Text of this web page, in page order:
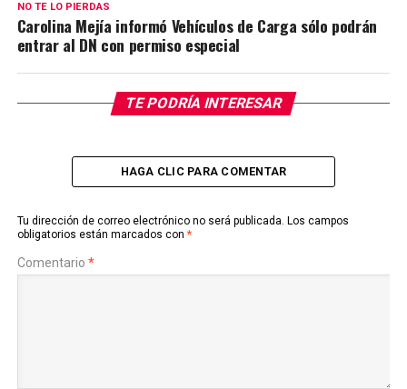
NO TE LO PIERDAS
Carolina Mejía informó Vehículos de Carga sólo podrán
entrar al DN con permiso especial
TE PODRÍA INTERESAR
HAGA CLIC PARA COMENTAR
Tu dirección de correo electrónico no será publicada. Los campos
obligatorios están marcados con *
Comentario *